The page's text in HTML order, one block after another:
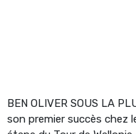
BEN OLIVER SOUS LA
son premier succès chez